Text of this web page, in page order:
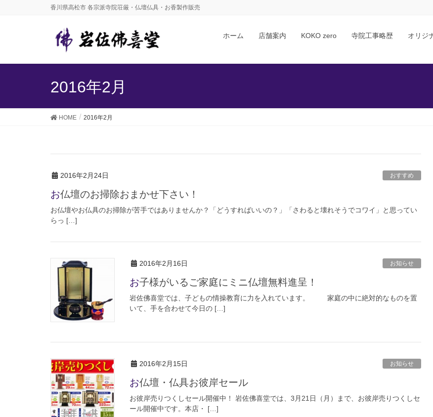
香川県高松市 各宗派寺院荘厳・仏壇仏具・お香製作販売
ホーム 店舗案内 KOKO zero 寺院工事略歴 オリジ
2016年2月
HOME 2016年2月
2016年2月24日 おすすめ
お仏壇のお掃除おまかせ下さい！
お仏壇やお仏具のお掃除が苦手ではありませんか？「どうすればいいの？」「さわると壊れそうでコワイ」と思ってい
らっ […]
2016年2月16日 お知らせ
お子様がいるご家庭にミニ仏壇無料進呈！
岩佐佛喜堂では、子どもの情操教育に力を入れています。 家庭の中に絶対的なものを置
いて、手を合わせて今日の […]
2016年2月15日 お知らせ
お仏壇・仏具お彼岸セール
お彼岸売りつくしセール開催中！ 岩佐佛喜堂では、3月21日（月）まで、お彼岸売りつくしセ
ール開催中です。本店・ […]